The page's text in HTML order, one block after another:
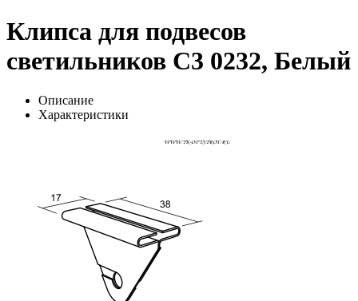
Клипса для подвесов
светильников С3 0232, Белый
Описание
Характеристики